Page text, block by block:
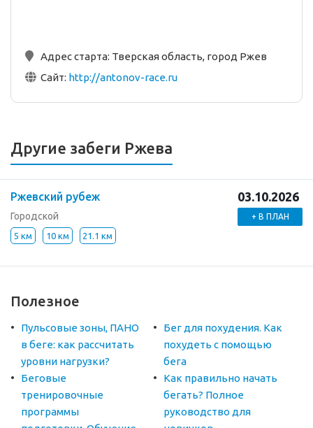
Адрес старта: Тверская область, город Ржев
Сайт: http://antonov-race.ru
Другие забеги Ржева
Ржевский рубеж
Городской
5 км 10 км 21.1 км
03.10.2026
+ В ПЛАН
Полезное
Пульсовые зоны, ПАНО
в беге: как рассчитать
уровни нагрузки?
Бег для похудения. Как
похудеть с помощью
бега
Беговые
тренировочные
программы
Как правильно начать
бегать? Полное
руководство для